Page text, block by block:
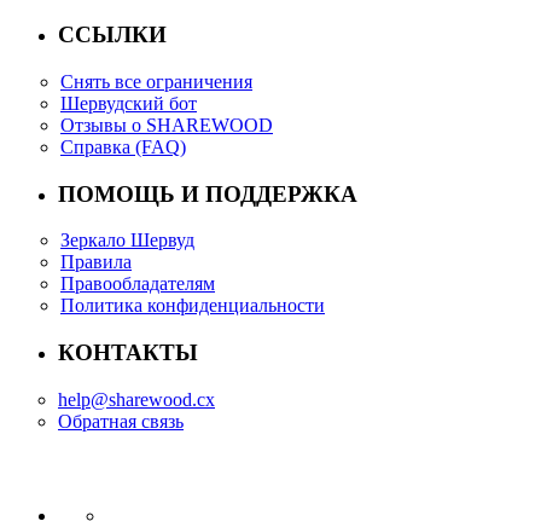
ССЫЛКИ
Снять все ограничения
Шервудский бот
Отзывы о SHAREWOOD
Справка (FAQ)
ПОМОЩЬ И ПОДДЕРЖКА
Зеркало Шервуд
Правила
Правообладателям
Политика конфиденциальности
КОНТАКТЫ
help@sharewood.cx
Обратная связь